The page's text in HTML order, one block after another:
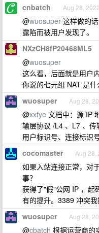
cnbatch Aug 28, 2022
@wuosuper 这样做的
露陷而被用户发现了。
NXzCH8fP20468ML5
@wuosuper
这么看，后面就是用户
你说的七元组 NAT 是什
wuosuper Aug 28,
@xxfye 文档中：源 IP
输层协议 /L4 、L7 、传
用户标识号、连接标识
cocomaster Aug 28,
如果入站连接正常，对
事？
获得了"假"公网 IP ，起
有的提升。3389 冲突
wuosuper Aug 28,
@cbatch 根据运营商的